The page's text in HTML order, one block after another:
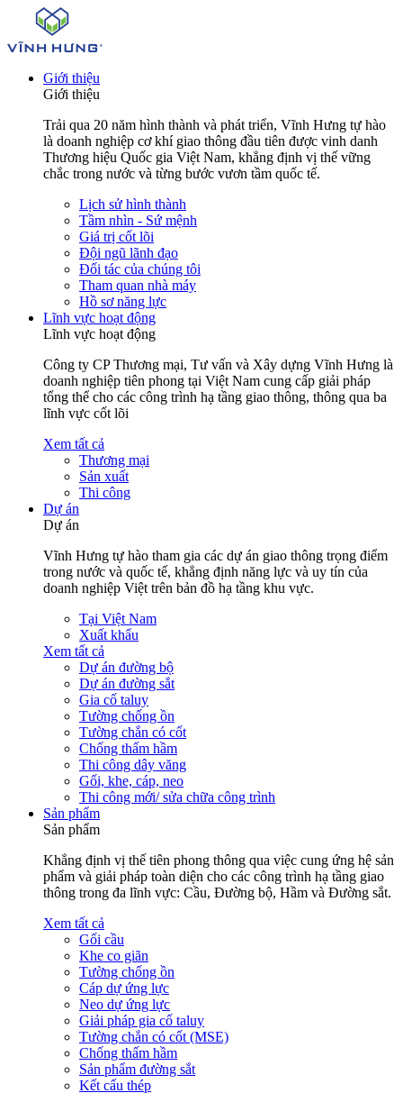
Giới thiệu
Giới thiệu
Trải qua 20 năm hình thành và phát triển, Vĩnh Hưng tự hào
là doanh nghiệp cơ khí giao thông đầu tiên được vinh danh
Thương hiệu Quốc gia Việt Nam, khẳng định vị thế vững
chắc trong nước và từng bước vươn tầm quốc tế.
Lịch sử hình thành
Tầm nhìn - Sứ mệnh
Giá trị cốt lõi
Đội ngũ lãnh đạo
Đối tác của chúng tôi
Tham quan nhà máy
Hồ sơ năng lực
Lĩnh vực hoạt động
Lĩnh vực hoạt động
Công ty CP Thương mại, Tư vấn và Xây dựng Vĩnh Hưng là
doanh nghiệp tiên phong tại Việt Nam cung cấp giải pháp
tổng thể cho các công trình hạ tầng giao thông, thông qua ba
lĩnh vực cốt lõi
Xem tất cả
Thương mại
Sản xuất
Thi công
Dự án
Dự án
Vĩnh Hưng tự hào tham gia các dự án giao thông trọng điểm
trong nước và quốc tế, khẳng định năng lực và uy tín của
doanh nghiệp Việt trên bản đồ hạ tầng khu vực.
Tại Việt Nam
Xuất khẩu
Xem tất cả
Dự án đường bộ
Dự án đường sắt
Gia cố taluy
Tường chống ồn
Tường chắn có cốt
Chống thấm hầm
Thi công dây văng
Gối, khe, cáp, neo
Thi công mới/ sửa chữa công trình
Sản phẩm
Sản phẩm
Khẳng định vị thế tiên phong thông qua việc cung ứng hệ sản
phẩm và giải pháp toàn diện cho các công trình hạ tầng giao
thông trong đa lĩnh vực: Cầu, Đường bộ, Hầm và Đường sắt.
Xem tất cả
Gối cầu
Khe co giãn
Tường chống ồn
Cáp dự ứng lực
Neo dự ứng lực
Giải pháp gia cố taluy
Tường chắn có cốt (MSE)
Chống thấm hầm
Sản phẩm đường sắt
Kết cấu thép